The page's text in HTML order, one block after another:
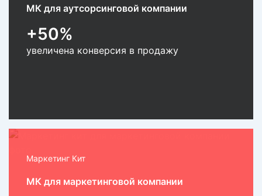
МК для аутсорсинговой компании
+50%
увеличена конверсия в продажу
Маркетинг Кит
МК для маркетинговой компании